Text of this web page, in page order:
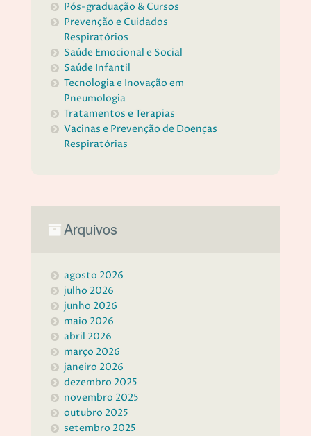
Pós-graduação & Cursos
Prevenção e Cuidados
Respiratórios
Saúde Emocional e Social
Saúde Infantil
Tecnologia e Inovação em
Pneumologia
Tratamentos e Terapias
Vacinas e Prevenção de Doenças
Respiratórias
Arquivos
agosto 2026
julho 2026
junho 2026
maio 2026
abril 2026
março 2026
janeiro 2026
dezembro 2025
novembro 2025
outubro 2025
setembro 2025